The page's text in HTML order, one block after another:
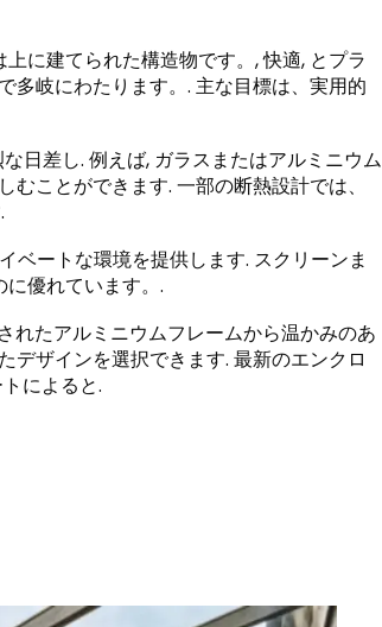
に建てられた構造物です。, 快適, とプラ
多岐にわたります。. 主な目標は、実用的
日差し. 例えば, ガラスまたはアルミニウム
ことができます. 一部の断熱設計では、
ベートな環境を提供します. スクリーンま
優れています。.
れたアルミニウムフレームから温かみのあ
デザインを選択できます. 最新のエンクロ
によると.